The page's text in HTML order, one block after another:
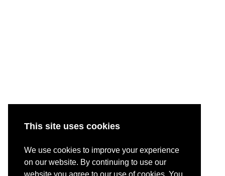
This site uses cookies
We use cookies to improve your experience
on our website. By continuing to use our
website you agree to our use of cookies. You